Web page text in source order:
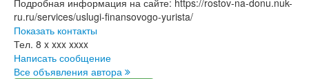
Подробная информация на сайте: https://rostov-na-donu.nuk-
ru.ru/services/uslugi-finansovogo-yurista/
Показать контакты
Тел. 8 x xxx xxxx
Написать сообщение
Все объявления автора